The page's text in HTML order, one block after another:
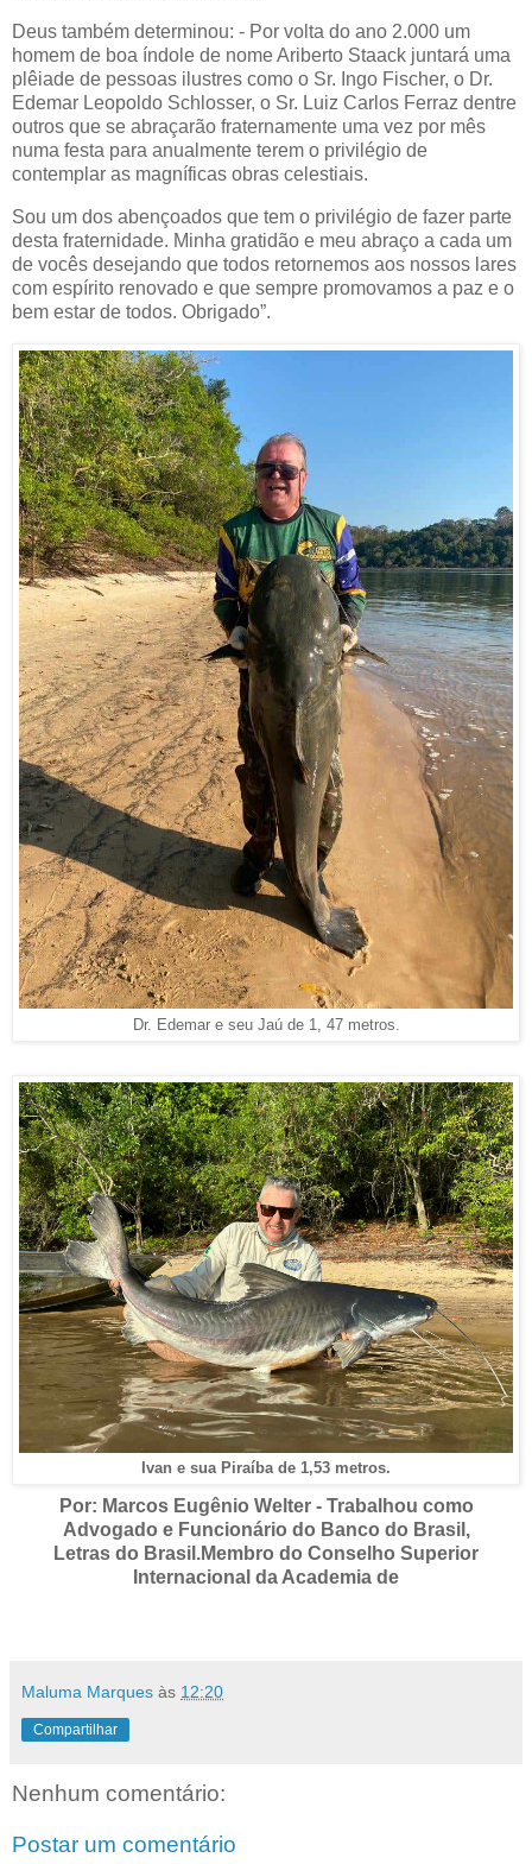
Deus também determinou: - Por volta do ano 2.000 um
homem de boa índole de nome Ariberto Staack juntará uma
plêiade de pessoas ilustres como o Sr. Ingo Fischer, o Dr.
Edemar Leopoldo Schlosser, o Sr. Luiz Carlos Ferraz dentre
outros que se abraçarão fraternamente uma vez por mês
numa festa para anualmente terem o privilégio de
contemplar as magníficas obras celestiais.
Sou um dos abençoados que tem o privilégio de fazer parte
desta fraternidade. Minha gratidão e meu abraço a cada um
de vocês desejando que todos retornemos aos nossos lares
com espírito renovado e que sempre promovamos a paz e o
bem estar de todos. Obrigado”.
Dr. Edemar e seu Jaú de 1, 47 metros.
Ivan e sua Piraíba de 1,53 metros.
Por: Marcos Eugênio Welter - Trabalhou como
Advogado e Funcionário do Banco do Brasil,
Letras do Brasil.Membro do Conselho Superior
Internacional da Academia de
Maluma Marques às 12:20
Compartilhar
Nenhum comentário:
Postar um comentário